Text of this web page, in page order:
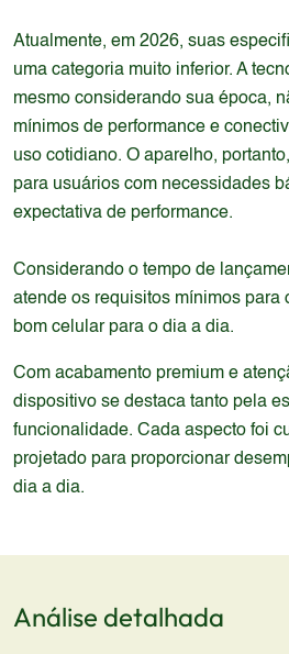
Atualmente, em 2026, suas
uma categoria muito inferior. A
mesmo considerando sua época,
mínimos de performance e
uso cotidiano. O aparelho,
para usuários com necessidades
expectativa de performance.
Considerando o tempo de
atende os requisitos mínimos para
bom celular para o dia a dia.
Com acabamento premium e
dispositivo se destaca tanto pela
funcionalidade. Cada aspecto foi
projetado para proporcionar
dia a dia.
Análise detalhada